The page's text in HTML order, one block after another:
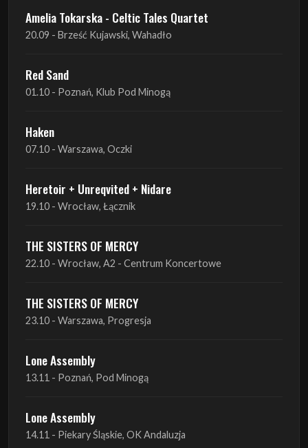
Red Sand
Haken
Heretoir + Unreqvited + Nidare
THE SISTERS OF MERCY
22.10 - Wrocław, A2 - Centrum Koncertowe
THE SISTERS OF MERCY
Lone Assembly
Lone Assembly
14.11 - Piekary Śląskie, OK Andaluzja
Lone Assembly
15.11 - Warszawa, Potok